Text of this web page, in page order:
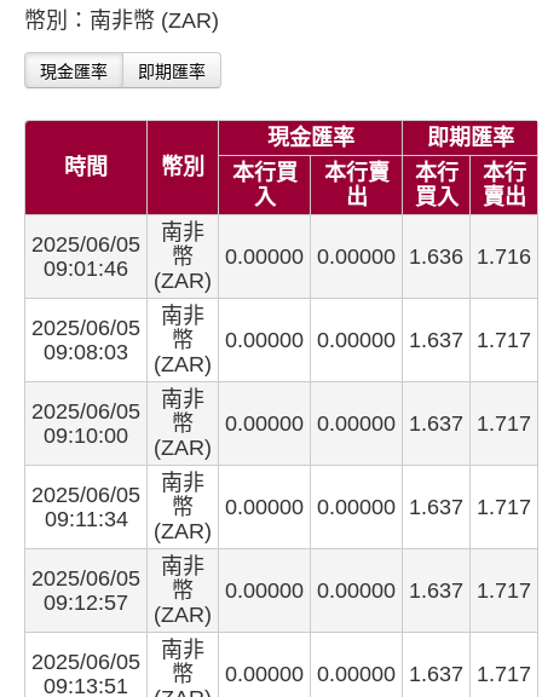
幣別：南非幣 (ZAR)
現金匯率 即期匯率
時間 幣別
現金匯率
即期匯率
本行買
入
本行賣
出
本行
買入
本行
賣出
2025/06/05
09:01:46
南非
幣
(ZAR)
0.00000 0.00000 1.636 1.716
2025/06/05
09:08:03
南非
幣
(ZAR)
0.00000 0.00000 1.637 1.717
2025/06/05
09:10:00
南非
幣
(ZAR)
0.00000 0.00000 1.637 1.717
2025/06/05
09:11:34
南非
幣
(ZAR)
0.00000 0.00000 1.637 1.717
2025/06/05
09:12:57
南非
幣
(ZAR)
0.00000 0.00000 1.637 1.717
2025/06/05
09:13:51
南非
幣
0.00000 0.00000 1.637 1.717